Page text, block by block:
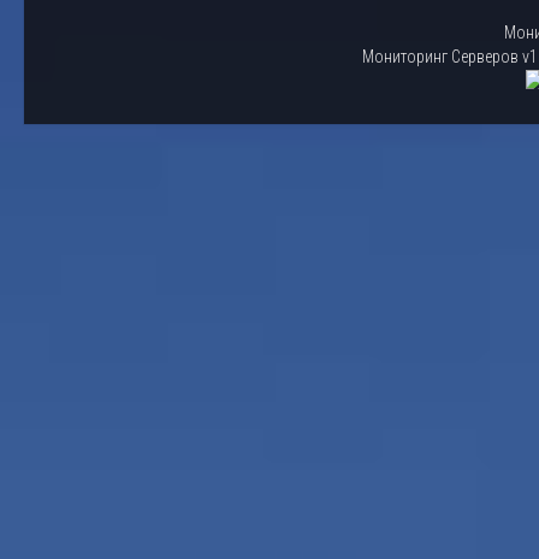
Мониторинг Серверов